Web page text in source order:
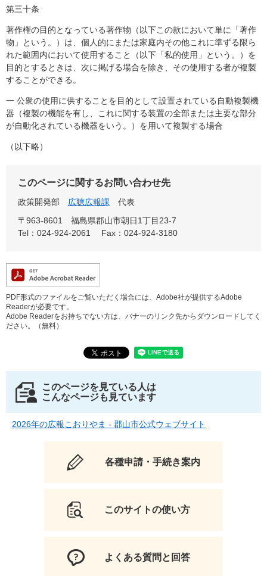
第三十条
著作権の目的となっている著作物（以下この款において単に「著作
物」という。）は、個人的にまたは家庭内その他これに準ずる限ら
れた範囲内において使用すること（以下「私的使用」という。）を
目的とするときは、次に掲げる場合を除き、その使用する者が複製
することができる。
一 公衆の使用に供することを目的として設置されている自動複製機
器（複製の機能を有し、これに関する装置の全部または主要な部分
が自動化されている機器をいう。）を用いて複製する場合
（以下略）
このページに関するお問い合わせ先
政策開発部 広聴広報課
代表
〒963-8601
福島県郡山市朝日1丁目23-7
Tel：024-924-2061
Fax：024-924-3180
PDF形式のファイルをご覧いただく場合には、Adobe社が提供するAdobe
Readerが必要です。
Adobe Readerをお持ちでない方は、バナーのリンク先からダウンロードしてく
ださい。（無料）
このページを見ている人は
こんなページも見ています
2026年の広報こおりやま - 郡山市公式ウェブサイト
各種申請・手続き案内
このサイトの使い方
よくある質問と回答